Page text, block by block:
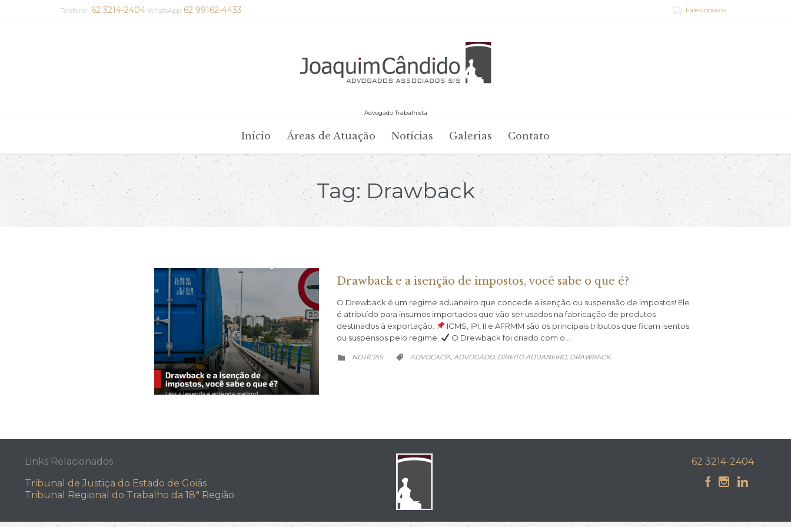
Telefone: 62 3214-2404 WhatsApp: 62 99162-4433  Fale conosco
Advogado Trabalhista
to
Início Áreas de Atuação Notícias Galerias Contato
Tag:Drawback
Drawback e a isenção de impostos, você sabe o que é?
O Drewback é um regime aduaneiro que concede a isenção ou suspensão de impostos! Ele
é atribuído para insumos importados que vão ser usados na fabricação de produtos
destinados à exportação.
ICMS, IPI, II e AFRMM são os principais tributos que ficam isentos
ou suspensos pelo regime.
O Drewback foi criado com o…
 CATEGORY
NOTÍCIAS  CATEGORY
ADVOCACIA, ADVOGADO, DIREITO ADUANEIRO, DRAWBACK
Links Relacionados
Tribunal de Justiça do Estado de Goiás
Tribunal Regional do Trabalho da 18ª Região
62 3214-2404

 